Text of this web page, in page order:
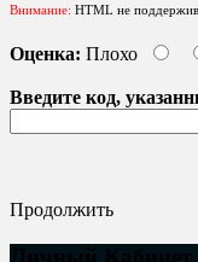
Внимание: HTML не
Оценка: Плохо
Введите код,
Продолжить